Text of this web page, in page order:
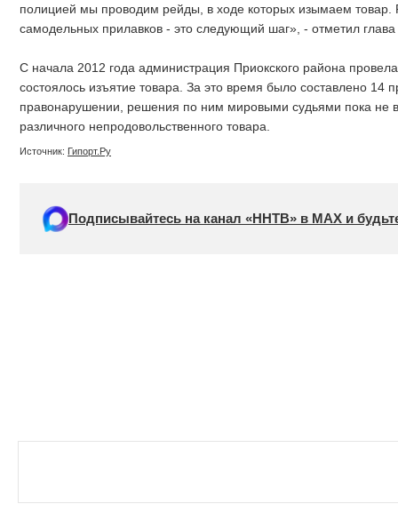
полицией мы проводим рейды, в ходе которых изымаем товар.
самодельных прилавков - это следующий шаг», - отметил
С начала 2012 года администрация Приокского района
состоялось изъятие товара. За это время было составлено 14
правонарушении, решения по ним мировыми судьями пока не
различного непродовольственного товара.
Источник: Гипорт.Ру
Подписывайтесь на канал «ННТВ» в МАХ и